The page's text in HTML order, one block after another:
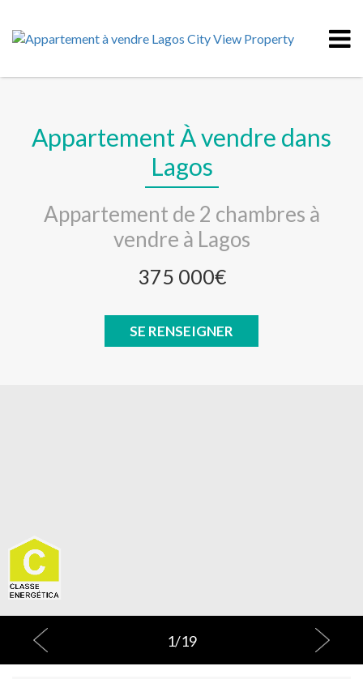
Appartement À vendre dans
Lagos
Appartement de 2 chambres à
vendre à Lagos
375 000€
SE RENSEIGNER
1/19